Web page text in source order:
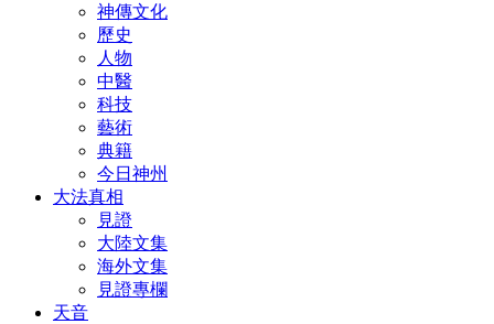
神傳文化
歷史
人物
中醫
科技
藝術
典籍
今日神州
大法真相
見證
大陸文集
海外文集
見證專欄
天音